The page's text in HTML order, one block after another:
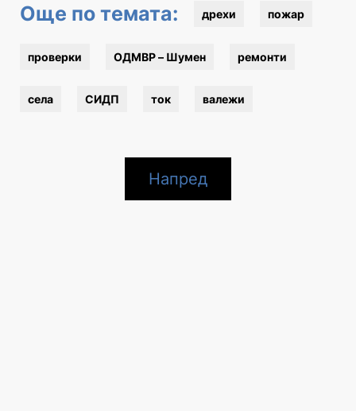
Още по темата: дрехи пожар
проверки ОДМВР – Шумен ремонти
села СИДП ток валежи
Напред